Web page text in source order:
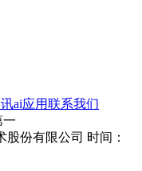
ai应用联系我们
一
股份有限公司 时间：